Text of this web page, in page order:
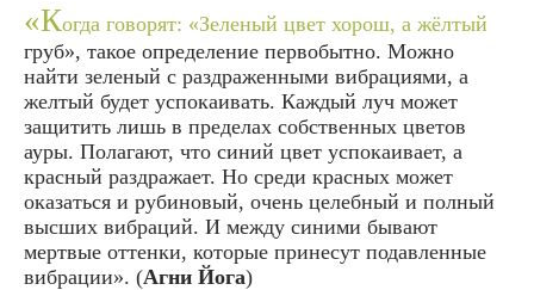
«Когда говорят: «Зеленый цвет хорош, а жёлтый
груб», такое определение первобытно. Можно
найти зеленый с раздраженными вибрациями, а
желтый будет успокаивать. Каждый луч может
защитить лишь в пределах собственных цветов
ауры. Полагают, что синий цвет успокаивает, а
красный раздражает. Но среди красных может
оказаться и рубиновый, очень целебный и полный
высших вибраций. И между синими бывают
мертвые оттенки, которые принесут подавленные
вибрации». (Агни Йога)